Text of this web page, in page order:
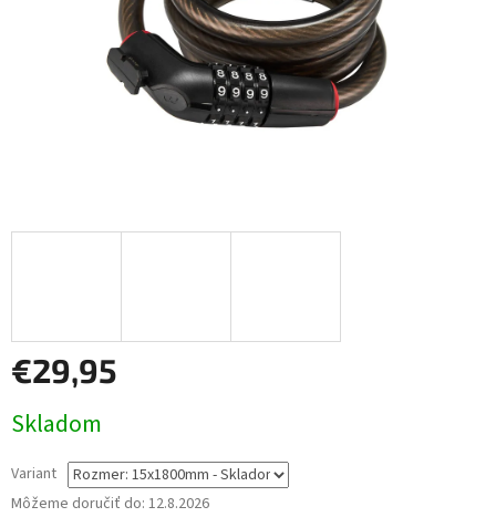
€29,95
cena:
Skladom
Variant
Môžeme doručiť do: 12.8.2026